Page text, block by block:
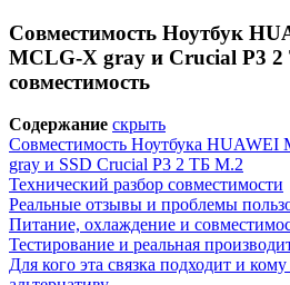
Совместимость Ноутбук
MCLG-X gray и Crucial P3
совместимость
Содержание скрыть
Совместимость Ноутбука HUAWEI
gray и SSD Crucial P3 2 ТБ M.2
Технический разбор совместимости
Реальные отзывы и проблемы
Питание, охлаждение и
Тестирование и реальная
Для кого эта связка подходит и